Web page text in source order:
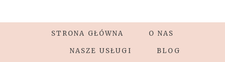
STRONA GŁÓWNA O NAS
NASZE USŁUGI BLOG